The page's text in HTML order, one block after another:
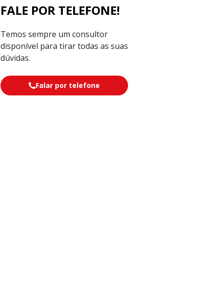
FALE POR TELEFONE!
Temos sempre um consultor
disponível para tirar todas as suas
dúvidas.
Falar por telefone